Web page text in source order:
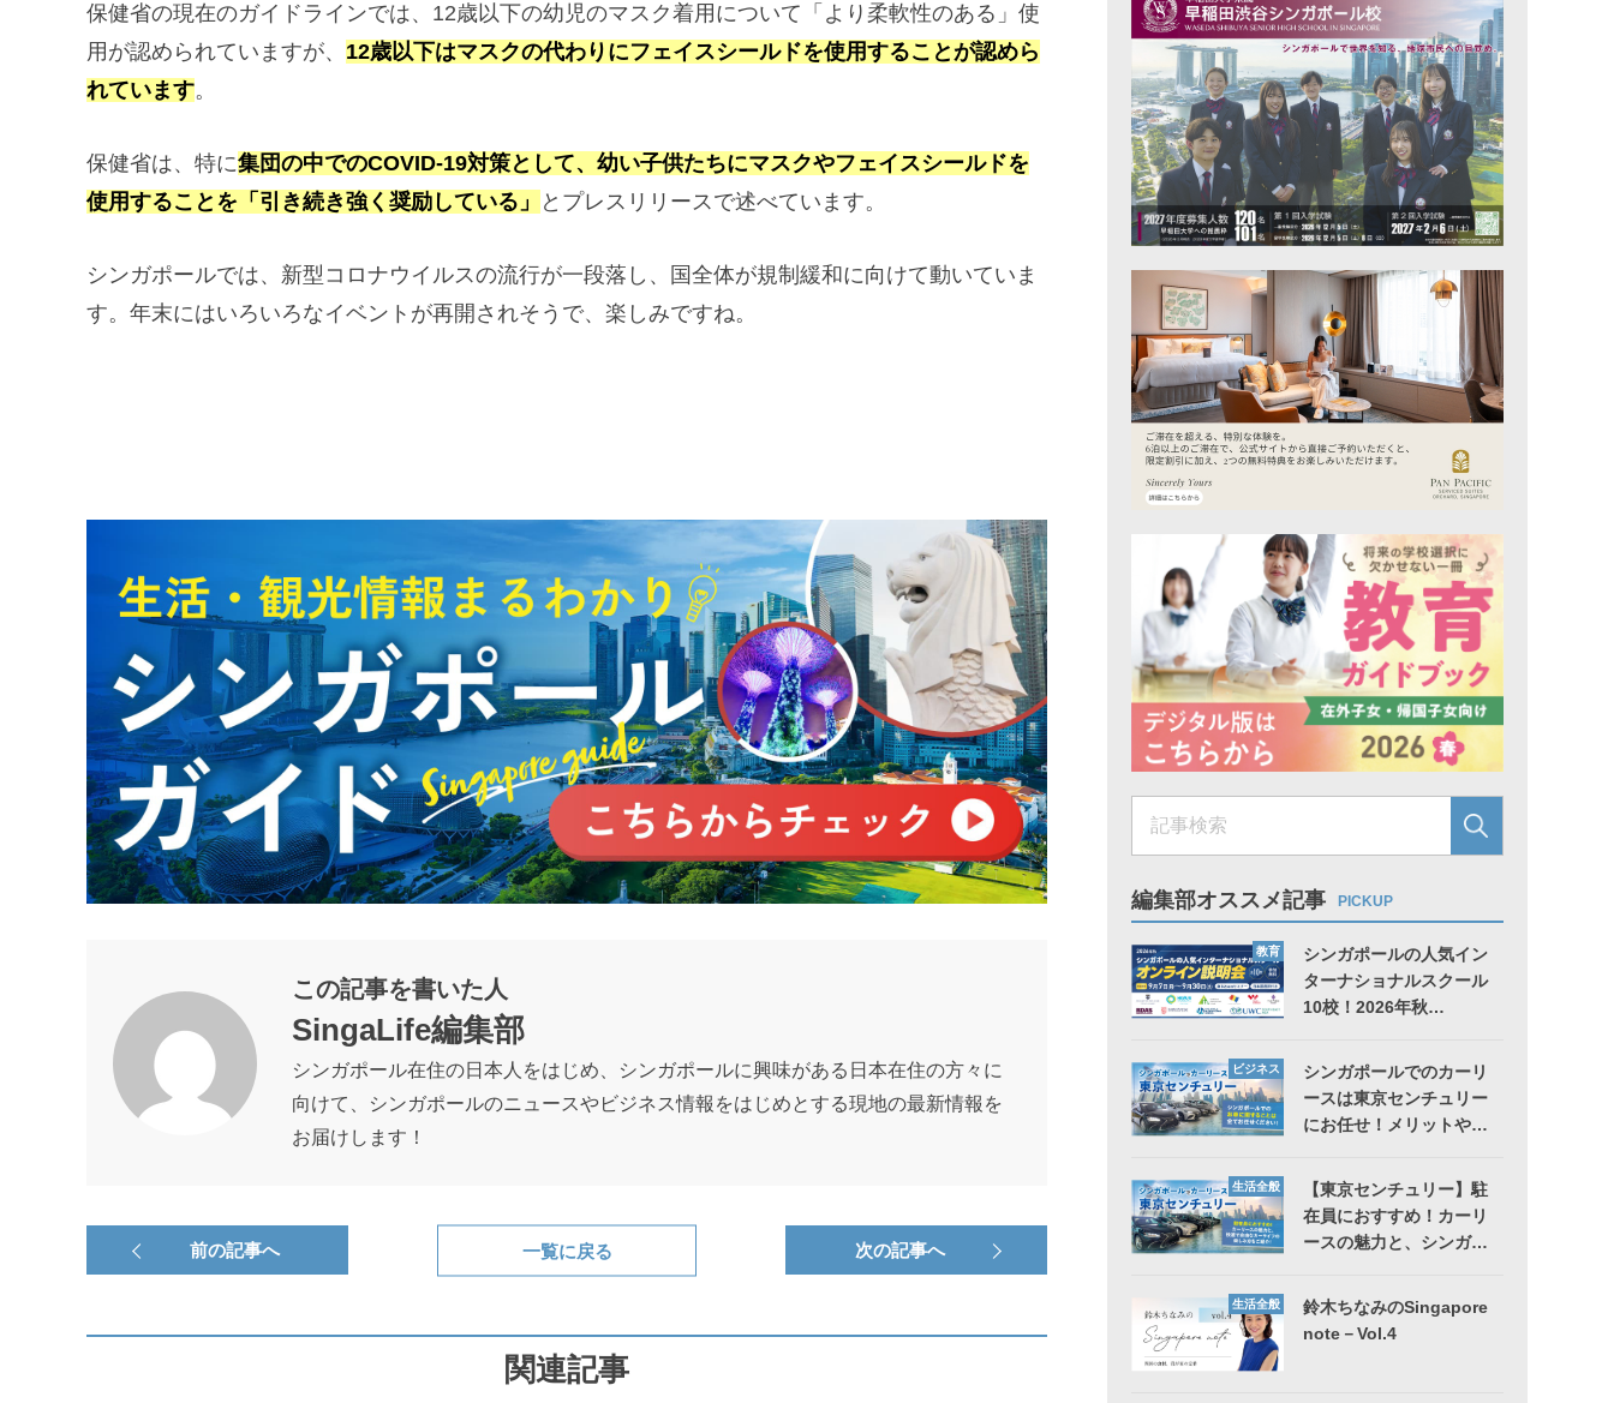
保健省の現在のガイドラインでは、12歳以下の幼児のマスク着用について「より柔軟性のある」使
用が認められていますが、 12歳以下はマスクの代わりにフェイスシールドを使用することが認めら
れています。
保健省は、特に集団の中でのCOVID-19対策として、幼い子供たちにマスクやフェイスシールドを
使用することを「引き続き強く奨励している」
とプレスリリースで述べています。
シンガポールでは、新型コロナウイルスの流行が一段落し、国全体が規制緩和に向けて動いていま
す。年末にはいろいろなイベントが再開されそうで、楽しみですね。
この記事を書いた人
SingaLife編集部
シンガポール在住の日本人をはじめ、シンガポールに興味がある日本在住の方々に
向けて、シンガポールのニュースやビジネス情報をはじめとする現地の最新情報を
お届けします！
前の記事へ 次の記事へ
一覧に戻る
関連記事
編集部オススメ記事 PICKUP
教育
シンガポールの人気イン
ターナショナルスクール
10校！2026年秋…
ビジネス
シンガポールでのカーリ
ースは東京センチュリー
にお任せ！メリットや…
生活全般
【東京センチュリー】駐
在員におすすめ！カーリ
ースの魅力と、シンガ…
生活全般
鈴木ちなみのSingapore
note－Vol.4